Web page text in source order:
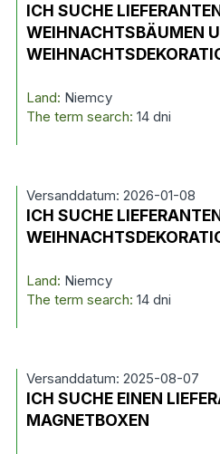
ICH SUCHE
WEIHNACHTSBÄUMEN
Land: Niemcy
The term search: 14 dni
Versanddatum: 2026-01-08
ICH SUCHE
Land: Niemcy
The term search: 14 dni
Versanddatum: 2025-08-07
ICH SUCHE EINEN
MAGNETBOXEN